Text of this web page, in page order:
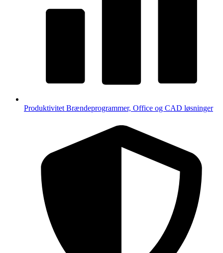
Produktivitet Brændeprogrammer, Office og CAD løsninger